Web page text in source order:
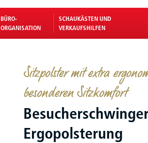
BÜRO-
ORGANISATION
SCHAUKÄSTEN UND
VERKAUFSHILFEN
Sitzpolster mit extra
besonderen Sitzkomfort
Ergopolsterung